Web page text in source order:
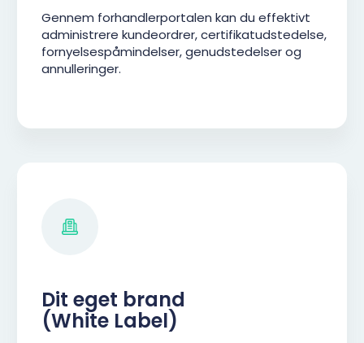
Gennem forhandlerportalen kan du effektivt
administrere kundeordrer, certifikatudstedelse,
fornyelsespåmindelser, genudstedelser og
annulleringer.
Dit eget brand
(White Label)